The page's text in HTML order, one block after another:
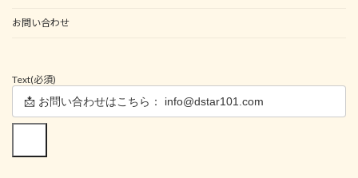
お問い合わせ
Text(必須)